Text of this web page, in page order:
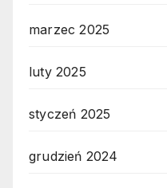
marzec 2025
luty 2025
styczeń 2025
grudzień 2024